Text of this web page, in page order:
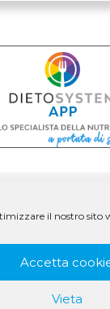
il nostro sito
Accetta
Vieta